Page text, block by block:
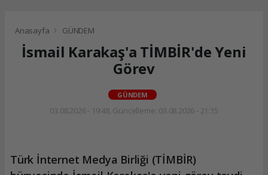
Anasayfa GÜNDEM
İsmail Karakaş'a TİMBİR'de Yeni
Görev
GÜNDEM
03.08.2026 - 19:48, Güncelleme: 03.08.2026 - 21:15
Türk İnternet Medya Birliği (TİMBİR)